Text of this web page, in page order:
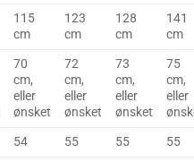
115
cm
123
cm
128
cm
141
cm
70
cm,
eller
ønsket
72
cm,
eller
ønsket
73
cm,
eller
ønsket
75
cm,
eller
54 55 55 55